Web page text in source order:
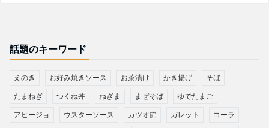
話題のキーワード
えのき お好み焼きソース お茶漬け かき揚げ そば
たまねぎ つくね丼 ねぎま まぜそば ゆでたまご
アヒージョ ウスターソース カツオ節 ガレット コーラ